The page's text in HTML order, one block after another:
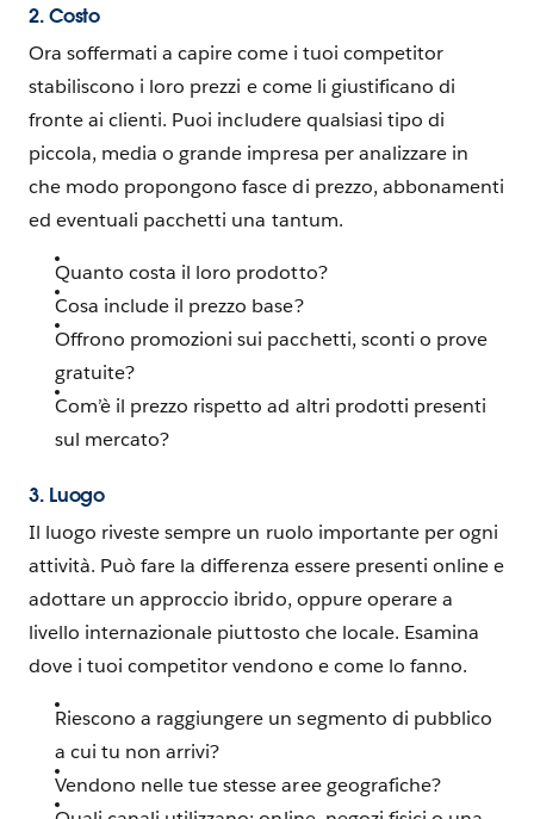
2. Costo
Ora soffermati a capire come i tuoi competitor
stabiliscono i loro prezzi e come li giustificano di
fronte ai clienti. Puoi includere qualsiasi tipo di
piccola, media o grande impresa per analizzare in
che modo propongono fasce di prezzo, abbonamenti
ed eventuali pacchetti una tantum.
Quanto costa il loro prodotto?
Cosa include il prezzo base?
Offrono promozioni sui pacchetti, sconti o prove
gratuite?
Com’è il prezzo rispetto ad altri prodotti presenti
sul mercato?
3. Luogo
Il luogo riveste sempre un ruolo importante per ogni
attività. Può fare la differenza essere presenti online e
adottare un approccio ibrido, oppure operare a
livello internazionale piuttosto che locale. Esamina
dove i tuoi competitor vendono e come lo fanno.
Riescono a raggiungere un segmento di pubblico
a cui tu non arrivi?
Vendono nelle tue stesse aree geografiche?